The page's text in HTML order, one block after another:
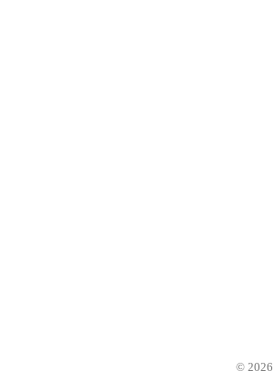
© 2026